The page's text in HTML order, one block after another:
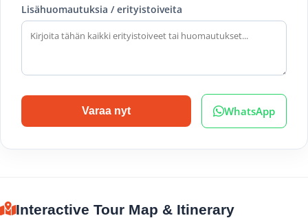
Lisähuomautuksia / erityistoiveita
Varaa nyt WhatsApp
Interactive Tour Map & Itinerary